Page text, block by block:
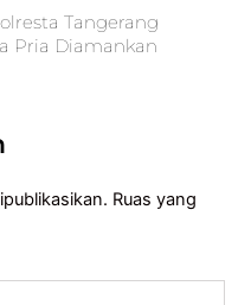
Tangerang
Pria Diamankan
Ruas yang